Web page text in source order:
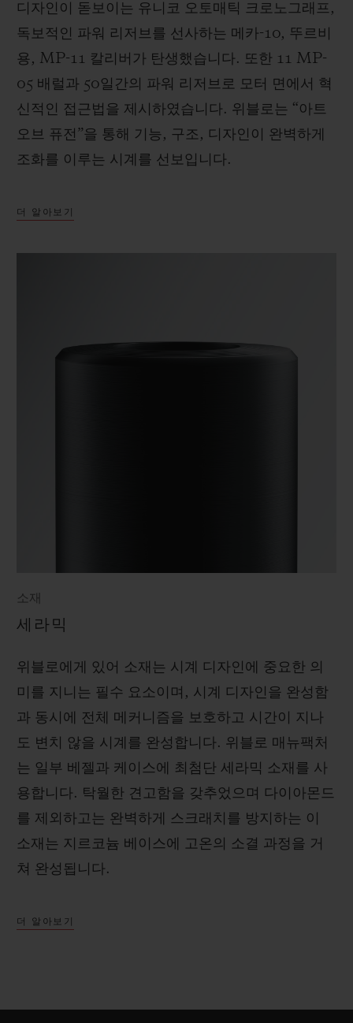
디자인이 돋보이는 유니코 오토매틱 크로노그래프,
독보적인 파워 리저브를 선사하는 메카-10, 뚜르비
용, MP-11 칼리버가 탄생했습니다. 또한 11 MP-
05 배럴과 50일간의 파워 리저브로 모터 면에서 혁
신적인 접근법을 제시하였습니다. 위블로는 “아트
오브 퓨전”을 통해 기능, 구조, 디자인이 완벽하게
조화를 이루는 시계를 선보입니다.
더 알아보기
소재
세라믹
위블로에게 있어 소재는 시계 디자인에 중요한 의
미를 지니는 필수 요소이며, 시계 디자인을 완성함
과 동시에 전체 메커니즘을 보호하고 시간이 지나
도 변치 않을 시계를 완성합니다. 위블로 매뉴팩처
는 일부 베젤과 케이스에 최첨단 세라믹 소재를 사
용합니다. 탁월한 견고함을 갖추었으며 다이아몬드
를 제외하고는 완벽하게 스크래치를 방지하는 이
소재는 지르코늄 베이스에 고온의 소결 과정을 거
쳐 완성됩니다.
더 알아보기